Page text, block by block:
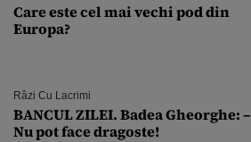
Care este cel mai vechi pod din
Europa?
Râzi Cu Lacrimi
BANCUL ZILEI. Badea Gheorghe: –
Nu pot face dragoste!